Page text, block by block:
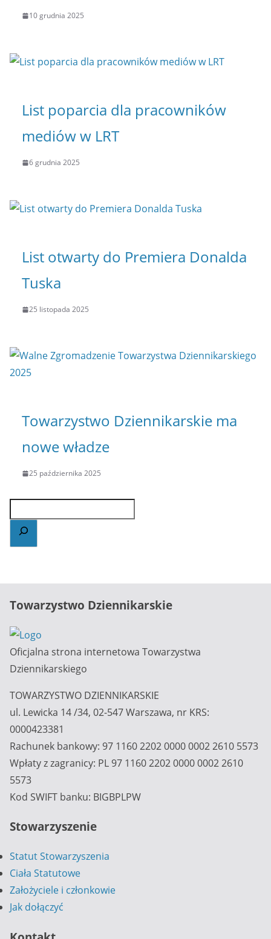
10 grudnia 2025
List poparcia dla pracowników
mediów w LRT
6 grudnia 2025
List otwarty do Premiera Donalda
Tuska
25 listopada 2025
Towarzystwo Dziennikarskie ma
nowe władze
25 października 2025
Towarzystwo Dziennikarskie
Oficjalna strona internetowa Towarzystwa
Dziennikarskiego
TOWARZYSTWO DZIENNIKARSKIE
ul. Lewicka 14 /34, 02-547 Warszawa, nr KRS:
0000423381
Rachunek bankowy: 97 1160 2202 0000 0002 2610 5573
Wpłaty z zagranicy: PL 97 1160 2202 0000 0002 2610
5573
Kod SWIFT banku: BIGBPLPW
Stowarzyszenie
Statut Stowarzyszenia
Ciała Statutowe
Założyciele i członkowie
Jak dołączyć